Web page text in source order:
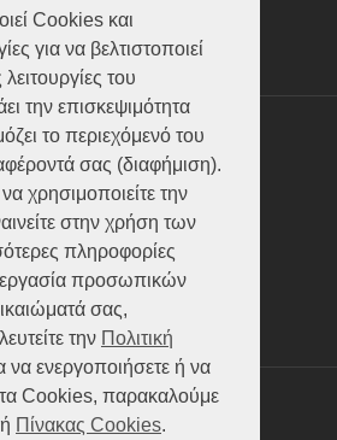
Cookies και
για να βελτιστοποιεί
λειτουργίες του
την επισκεψιμότητα
το περιεχόμενό του
σας (διαφήμιση).
χρησιμοποιείτε την
στην χρήση των
πληροφορίες
προσωπικών
σας,
την Πολιτική
να ενεργοποιήσετε ή να
Cookies, παρακαλούμε
Πίνακας Cookies.
Scooter
ATV (Loncin)
ΥΠΗΡΕΣΙΕΣ
Test ride
Επικοινωνία
Service
Κατάλογος
FAQ
MEDIA